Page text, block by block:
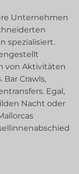
Unternehmen
spezialisiert.
von Aktivitäten
Crawls,
Egal,
Nacht oder